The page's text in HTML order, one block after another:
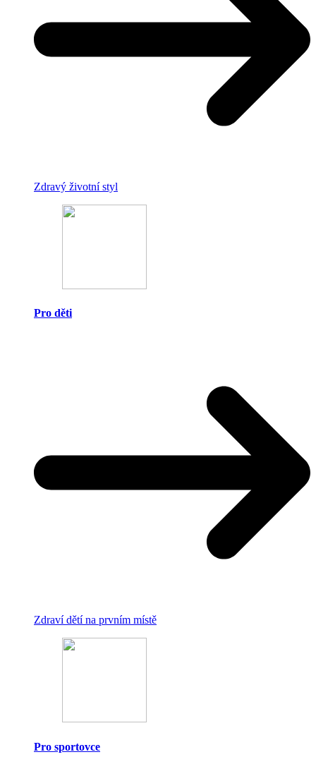
Zdravý životní styl
Pro děti
Zdraví dětí na prvním místě
Pro sportovce